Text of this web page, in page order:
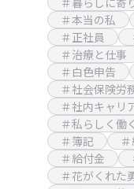
＃本当の私
＃正社員
＃治療と仕事
＃白色申告
＃社会保険労
＃社内キャリ
＃私らしく働く
＃簿記
＃給付金
＃花がくれた